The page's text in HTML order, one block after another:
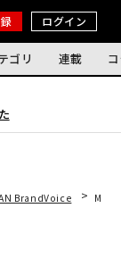
ログイン
ゴリ 連載
BrandVoice